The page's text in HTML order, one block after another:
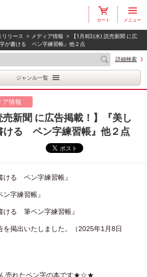
カート メニュー
リリース > メディア情報 > 【1月8日(水) 読売新聞 に広
が書ける ペン字練習帳』他２点
詳細検索
ジャンル一覧
ア情報
売新聞 に広告掲載！】『美し
ける ペン字練習帳』他２点
ける ペン字練習帳』
字練習帳』
ける 筆ペン字練習帳』
掲出いたしました。（2025年1月8日
売れたペン字の本です★☆★